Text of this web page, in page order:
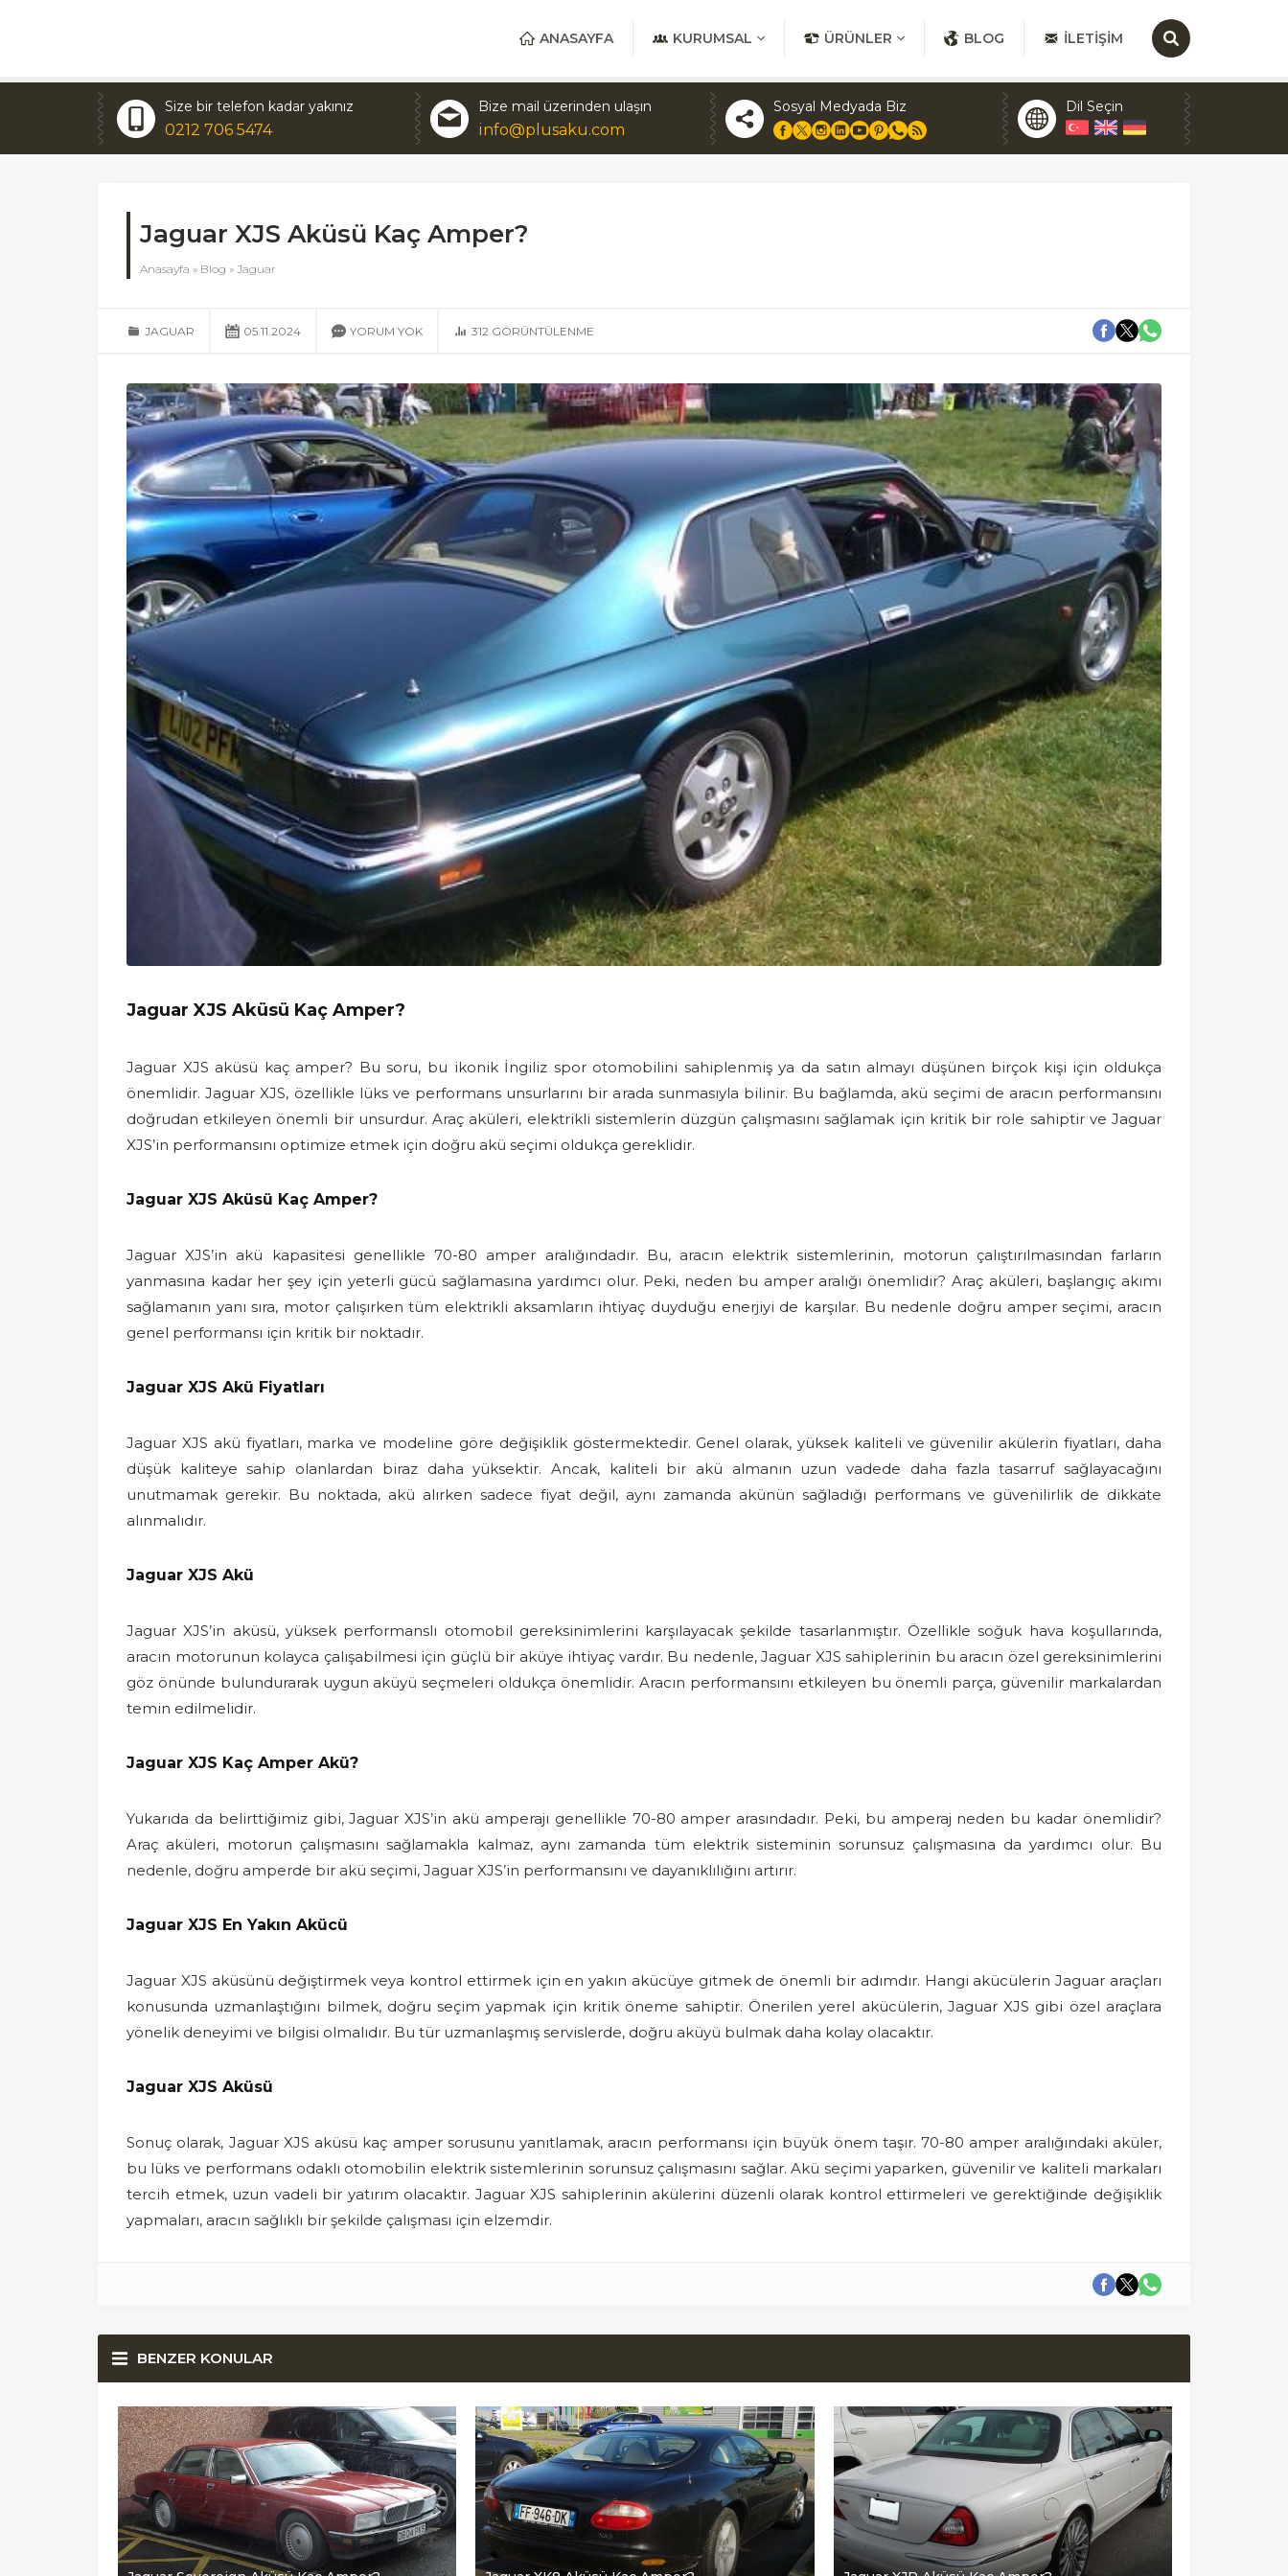
ANASAYFA KURUMSAL ÜRÜNLER BLOG İLETIŞIM
Size bir telefon kadar yakınız
0212 706 5474
Bize mail üzerinden ulaşın
info@plusaku.com
Sosyal Medyada Biz Dil Seçin
Jaguar XJS Aküsü Kaç Amper?
Anasayfa » Blog » Jaguar
JAGUAR 05.11.2024 YORUM YOK 312 GÖRÜNTÜLENME
Jaguar XJS Aküsü Kaç Amper?
Jaguar XJS aküsü kaç amper? Bu soru, bu ikonik İngiliz spor otomobilini sahiplenmiş ya da satın almayı düşünen birçok kişi için oldukça
önemlidir. Jaguar XJS, özellikle lüks ve performans unsurlarını bir arada sunmasıyla bilinir. Bu bağlamda, akü seçimi de aracın performansını
doğrudan etkileyen önemli bir unsurdur. Araç aküleri, elektrikli sistemlerin düzgün çalışmasını sağlamak için kritik bir role sahiptir ve Jaguar
XJS’in performansını optimize etmek için doğru akü seçimi oldukça gereklidir.
Jaguar XJS Aküsü Kaç Amper?
Jaguar XJS’in akü kapasitesi genellikle 70-80 amper aralığındadır. Bu, aracın elektrik sistemlerinin, motorun çalıştırılmasından farların
yanmasına kadar her şey için yeterli gücü sağlamasına yardımcı olur. Peki, neden bu amper aralığı önemlidir? Araç aküleri, başlangıç akımı
sağlamanın yanı sıra, motor çalışırken tüm elektrikli aksamların ihtiyaç duyduğu enerjiyi de karşılar. Bu nedenle doğru amper seçimi, aracın
genel performansı için kritik bir noktadır.
Jaguar XJS Akü Fiyatları
Jaguar XJS akü fiyatları, marka ve modeline göre değişiklik göstermektedir. Genel olarak, yüksek kaliteli ve güvenilir akülerin fiyatları, daha
düşük kaliteye sahip olanlardan biraz daha yüksektir. Ancak, kaliteli bir akü almanın uzun vadede daha fazla tasarruf sağlayacağını
unutmamak gerekir. Bu noktada, akü alırken sadece fiyat değil, aynı zamanda akünün sağladığı performans ve güvenilirlik de dikkate
alınmalıdır.
Jaguar XJS Akü
Jaguar XJS’in aküsü, yüksek performanslı otomobil gereksinimlerini karşılayacak şekilde tasarlanmıştır. Özellikle soğuk hava koşullarında,
aracın motorunun kolayca çalışabilmesi için güçlü bir aküye ihtiyaç vardır. Bu nedenle, Jaguar XJS sahiplerinin bu aracın özel gereksinimlerini
göz önünde bulundurarak uygun aküyü seçmeleri oldukça önemlidir. Aracın performansını etkileyen bu önemli parça, güvenilir markalardan
temin edilmelidir.
Jaguar XJS Kaç Amper Akü?
Yukarıda da belirttiğimiz gibi, Jaguar XJS’in akü amperajı genellikle 70-80 amper arasındadır. Peki, bu amperaj neden bu kadar önemlidir?
Araç aküleri, motorun çalışmasını sağlamakla kalmaz, aynı zamanda tüm elektrik sisteminin sorunsuz çalışmasına da yardımcı olur. Bu
nedenle, doğru amperde bir akü seçimi, Jaguar XJS’in performansını ve dayanıklılığını artırır.
Jaguar XJS En Yakın Akücü
Jaguar XJS aküsünü değiştirmek veya kontrol ettirmek için en yakın akücüye gitmek de önemli bir adımdır. Hangi akücülerin Jaguar araçları
konusunda uzmanlaştığını bilmek, doğru seçim yapmak için kritik öneme sahiptir. Önerilen yerel akücülerin, Jaguar XJS gibi özel araçlara
yönelik deneyimi ve bilgisi olmalıdır. Bu tür uzmanlaşmış servislerde, doğru aküyü bulmak daha kolay olacaktır.
Jaguar XJS Aküsü
Sonuç olarak, Jaguar XJS aküsü kaç amper sorusunu yanıtlamak, aracın performansı için büyük önem taşır. 70-80 amper aralığındaki aküler,
bu lüks ve performans odaklı otomobilin elektrik sistemlerinin sorunsuz çalışmasını sağlar. Akü seçimi yaparken, güvenilir ve kaliteli markaları
tercih etmek, uzun vadeli bir yatırım olacaktır. Jaguar XJS sahiplerinin akülerini düzenli olarak kontrol ettirmeleri ve gerektiğinde değişiklik
yapmaları, aracın sağlıklı bir şekilde çalışması için elzemdir.
BENZER KONULAR